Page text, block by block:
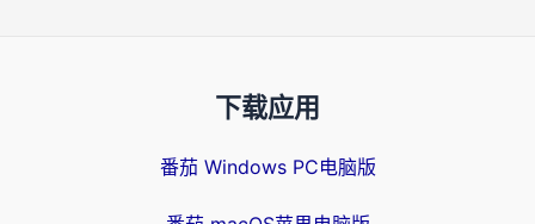
下载应用
番茄 Windows PC电脑版